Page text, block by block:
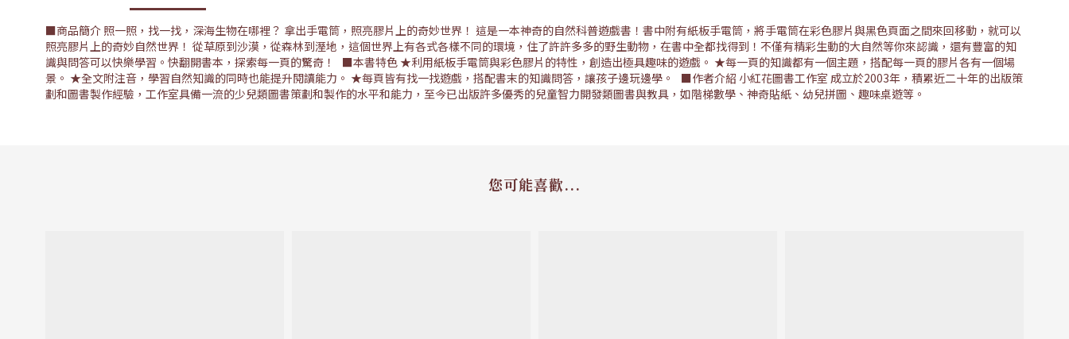
■商品簡介 照一照，找一找，深海生物在哪裡？ 拿出手電筒，照亮膠片上的奇妙世界！ 這是一本神奇的自然科普遊戲書！書中附有紙板手電筒，將手電筒在彩色膠片與黑色頁面之間來回移動，就可以
照亮膠片上的奇妙自然世界！ 從草原到沙漠，從森林到溼地，這個世界上有各式各樣不同的環境，住了許許多多的野生動物，在書中全都找得到！不僅有精彩生動的大自然等你來認識，還有豐富的知
識與問答可以快樂學習。快翻開書本，探索每一頁的驚奇！ ■本書特色 ★利用紙板手電筒與彩色膠片的特性，創造出極具趣味的遊戲。 ★每一頁的知識都有一個主題，搭配每一頁的膠片各有一個場
景。 ★全文附注音，學習自然知識的同時也能提升閱讀能力。 ★每頁皆有找一找遊戲，搭配書末的知識問答，讓孩子邊玩邊學。 ■作者介紹 小紅花圖書工作室 成立於2003年，積累近二十年的出版策
劃和圖書製作經驗，工作室具備一流的少兒類圖書策劃和製作的水平和能力，至今已出版許多優秀的兒童智力開發類圖書與教具，如階梯數學、神奇貼紙、幼兒拼圖、趣味桌遊等。
您可能喜歡...